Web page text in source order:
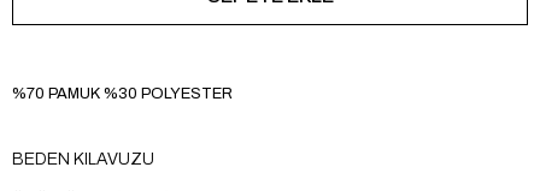
%70 PAMUK %30 POLYESTER
BEDEN KILAVUZU